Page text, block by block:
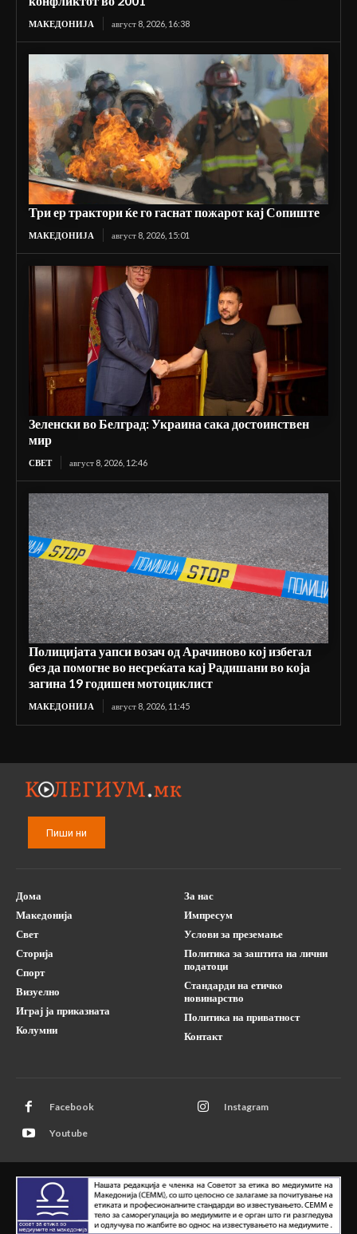
МАКЕДОНИЈА август 8, 2026, 16:38
Три ер трактори ќе го гаснат пожарот кај Сопиште
МАКЕДОНИЈА август 8, 2026, 15:01
Зеленски во Белград: Украина сака достоинствен
мир
СВЕТ август 8, 2026, 12:46
Полицијата уапси возач од Арачиново кој избегал
без да помогне во несреќата кај Радишани во која
загина 19 годишен мотоциклист
МАКЕДОНИЈА август 8, 2026, 11:45
Пиши ни
Дома
Македонија
Свет
Сторија
Спорт
Визуелно
Играј ја приказната
Колумни
За нас
Импресум
Услови за преземање
Политика за заштита на лични
податоци
Стандарди на етичко
новинарство
Политика на приватност
Контакт
Facebook Instagram
Youtube